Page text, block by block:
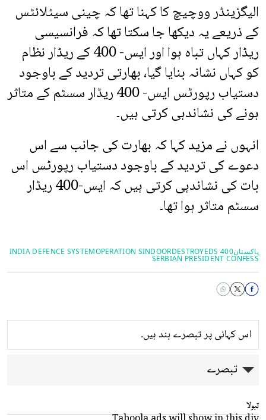
الیگزینڈر ووچیچ کا کہنا تھا کہ چینی سیٹلائٹس
کے ذریعے یہ دیکھا جا سکتا تھا کہ فرانسیسی
ریڈار کہاں تباہ ہوا اور ایس- 400 کے ریڈار نظام
کو کہاں نشانہ بنایا گیا، بھارتی تردید کے باوجود
دستیاب رپورٹس ایس- 400 ریڈار سسٹم کے متاثر
ہونے کی نشاندہی کرتی ہیں۔
انہوں نے مزید کہا کہ بھارت کی جانب سے اس
دعوے کی تردید کے باوجود دستیاب رپورٹس اس
بات کی نشاندہی کرتی ہیں کہ ایس-400 ریڈار
سسٹم متاثر ہوا تھا۔
پاکستانS 400
DESTROYED
OPERATION SINDOOR
INDIA DEFENCE SYSTEM
SERBIAN PRESIDENT CONFESS
اس کہانی پر تبصرے بند ہیں۔
تبصرے
تبولا